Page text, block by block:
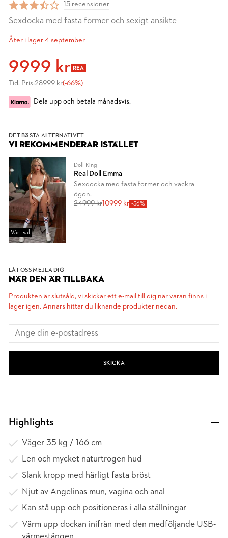
15 recensioner
Sexdocka med fasta former och sexigt ansikte
Åter i lager 4 september
9999 kr REA
Tid. Pris:28999 kr(-66%)
Dela upp och betala månadsvis.
DET BÄSTA ALTERNATIVET
VI REKOMMENDERAR ISTÄLLET
Vårt val
Doll King
Real Doll Emma
Sexdocka med fasta former och vackra
ögon.
24999 kr10999 kr -56%
LÅT OSS MEJLA DIG
NÄR DEN ÄR TILLBAKA
Produkten är slutsåld, vi skickar ett e-mail till dig när varan finns i
lager igen. Annars hittar du liknande produkter nedan.
SKICKA
Highlights
Väger 35 kg / 166 cm
Len och mycket naturtrogen hud
Slank kropp med härligt fasta bröst
Njut av Angelinas mun, vagina och anal
Kan stå upp och positioneras i alla ställningar
Värm upp dockan inifrån med den medföljande USB-